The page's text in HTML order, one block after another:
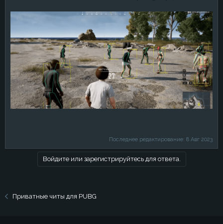
Последнее редактирование: 8 Авг 2023
Войдите или зарегистрируйтесь для ответа.
Приватные читы для PUBG